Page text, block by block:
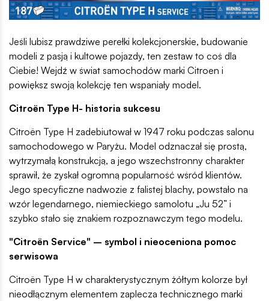
Jeśli lubisz prawdziwe perełki kolekcjonerskie, budowanie
modeli z pasją i kultowe pojazdy, ten zestaw to coś dla
Ciebie! Wejdź w świat samochodów marki Citroen i
powiększ swoją kolekcję ten wspaniały model.
Citroën Type H- historia sukcesu
Citroën Type H zadebiutował w 1947 roku podczas salonu
samochodowego w Paryżu. Model odznaczał się prostą,
wytrzymałą konstrukcją, a jego wszechstronny charakter
sprawił, że zyskał ogromną popularność wśród klientów.
Jego specyficzne nadwozie z falistej blachy, powstało na
wzór legendarnego, niemieckiego samolotu „Ju 52” i
szybko stało się znakiem rozpoznawczym tego modelu.
"Citroën Service" – symbol i nieoceniona pomoc
serwisowa
Citroën Type H w charakterystycznym żółtym kolorze był
nieodłącznym elementem zaplecza technicznego marki